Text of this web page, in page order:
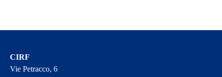
CIRF
Vie Petracco, 6